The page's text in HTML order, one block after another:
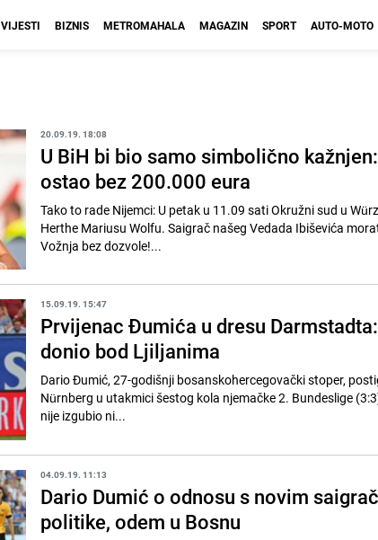
VIJESTI BIZNIS METROMAHALA MAGAZIN SPORT AUTO-MOTO
20.09.19. 18:08
U BiH bi bio samo simbolično
ostao bez 200.000 eura
Tako to rade Nijemci: U petak u 11.09 sati Okružni sud u
Herthe Mariusu Wolfu. Saigrač našeg Vedada Ibiševića
Vožnja bez dozvole!...
15.09.19. 15:47
Prvijenac Đumića u dresu
donio bod Ljiljanima
Dario Đumić, 27-godišnji bosanskohercegovački stoper,
Nürnberg u utakmici šestog kola njemačke 2. Bundeslige (3:3). Đumić je odigrao fantastično u
nije izgubio ni...
04.09.19. 11:13
Dario Dumić o odnosu s novim
politike, odem u Bosnu